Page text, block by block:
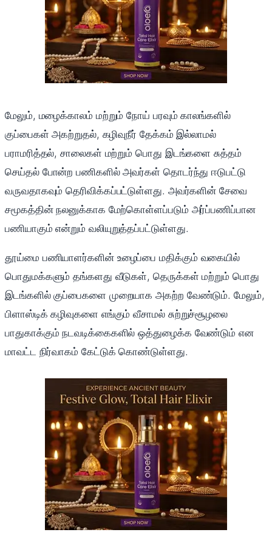
மேலும், மழைக்காலம் மற்றும் நோய் பரவும் காலங்களில்
குப்பைகள் அகற்றுதல், கழிவுநீர் தேக்கம் இல்லாமல்
பராமரித்தல், சாலைகள் மற்றும் பொது இடங்களை சுத்தம்
செய்தல் போன்ற பணிகளில் அவர்கள் தொடர்ந்து ஈடுபட்டு
வருவதாகவும் தெரிவிக்கப்பட்டுள்ளது. அவர்களின் சேவை
சமூகத்தின் நலனுக்காக மேற்கொள்ளப்படும் அர்ப்பணிப்பான
பணியாகும் என்றும் வலியுறுத்தப்பட்டுள்ளது.
தூய்மை பணியாளர்களின் உழைப்பை மதிக்கும் வகையில்
பொதுமக்களும் தங்களது வீடுகள், தெருக்கள் மற்றும் பொது
இடங்களில் குப்பைகளை முறையாக அகற்ற வேண்டும். மேலும்,
பிளாஸ்டிக் கழிவுகளை எங்கும் வீசாமல் சுற்றுச்சூழலை
பாதுகாக்கும் நடவடிக்கைகளில் ஒத்துழைக்க வேண்டும் என
மாவட்ட நிர்வாகம் கேட்டுக் கொண்டுள்ளது.